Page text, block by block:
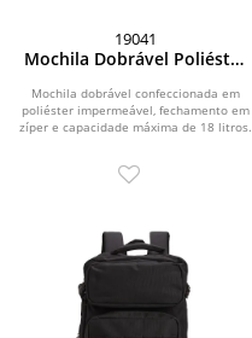
19041
Mochila Dobrável Poliéster
Mochila dobrável confeccionada em
poliéster impermeável, fechamento em
zíper e capacidade máxima de 18 litros.